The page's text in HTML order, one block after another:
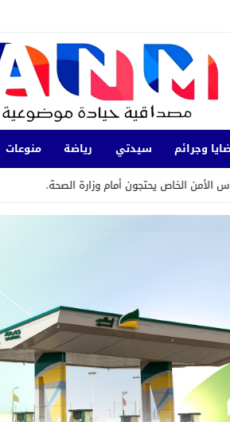
وجرائم سيدتي رياضة منوعات
يحتجون أمام وزارة الصحة.